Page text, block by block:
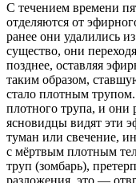
С течением времени
отделяются от
ранее они удалились
существо, они
позднее, оставляя
таким образом,
стало плотным
плотного трупа, и они
ясновидцы видят эти
туман или свечение,
с мёртвым плотным
труп (зомбарь),